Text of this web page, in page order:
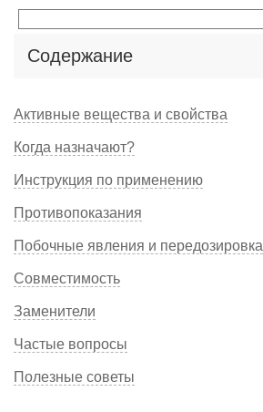
Содержание
Активные вещества и свойства
Когда назначают?
Инструкция по применению
Противопоказания
Побочные явления и передозировка
Совместимость
Заменители
Частые вопросы
Полезные советы